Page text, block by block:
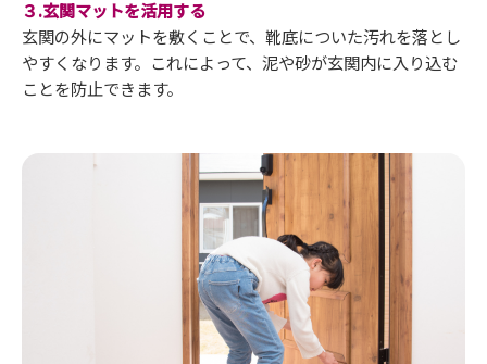
３.玄関マットを活用する
玄関の外にマットを敷くことで、靴底についた汚れを落とし
やすくなります。これによって、泥や砂が玄関内に入り込む
ことを防止できます。